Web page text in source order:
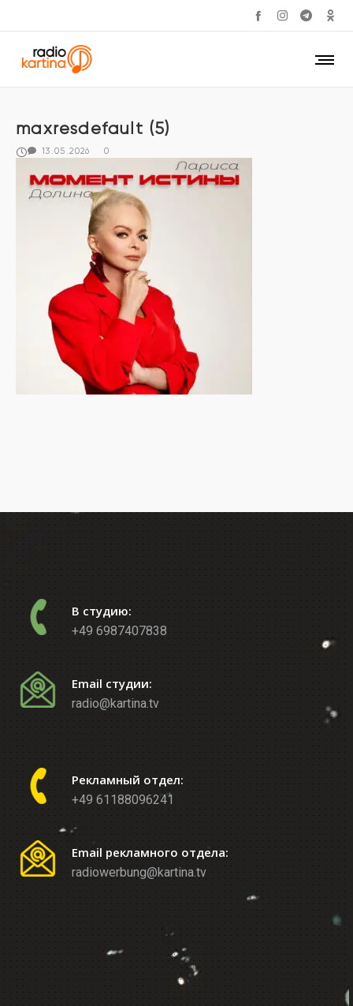
maxresdefault (5)
13.05.2026 0
В студию:
+49 6987407838
Email студии:
radio@kartina.tv
Рекламный отдел:
+49 61188096241
Email рекламного отдела:
radiowerbung@kartina.tv